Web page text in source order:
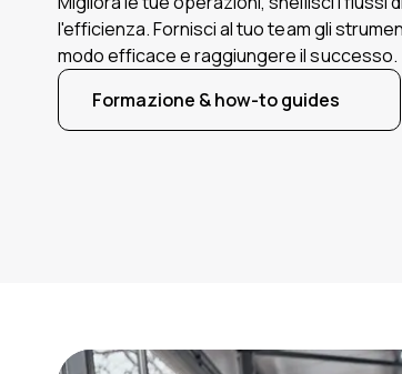
l'efficienza. Fornisci al tuo team gli
modo efficace e raggiungere il successo.
Formazione & how-to guides